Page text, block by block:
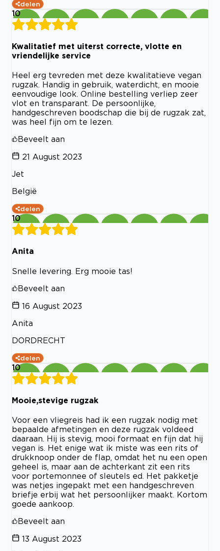
delen
10
Kwalitatief met uiterst correcte, vlotte en
vriendelijke service
Heel erg tevreden met deze kwalitatieve vegan
rugzak. Handig in gebruik, waterdicht, en mooie
eenvoudige look. Online bestelling verliep zeer
vlot en transparant. De persoonlijke,
handgeschreven boodschap die bij de rugzak zat,
was heel fijn om te lezen.
Beveelt aan
21 August 2023
Jet
België
delen
10
Anita
Snelle levering. Erg mooie tas!
Beveelt aan
16 August 2023
Anita
DORDRECHT
delen
10
Mooie,stevige rugzak
Voor een vliegreis had ik een rugzak nodig met
bepaalde afmetingen en deze rugzak voldeed
daaraan. Hij is stevig, mooi formaat en fijn dat hij
vegan is. Het enige wat ik miste was een rits of
drukknoop onder de flap, omdat het nu een open
geheel is, maar aan de achterkant zit een rits
voor portemonnee of sleutels ed. Het pakketje
was netjes ingepakt met een handgeschreven
briefje erbij wat het persoonlijker maakt. Kortom
goede aankoop.
Beveelt aan
13 August 2023